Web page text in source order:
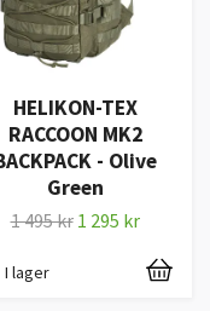
HELIKON-TEX
RACCOON MK2
- Olive
Green
1 495 kr 1 295 kr
I lager